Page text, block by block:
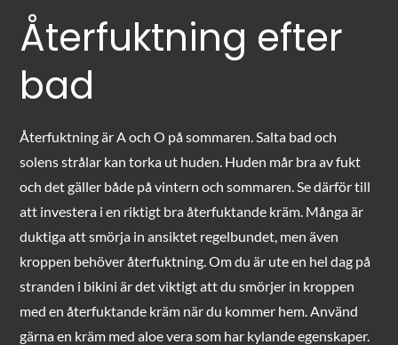
Återfuktning efter
bad
Återfuktning är A och O på sommaren. Salta bad och
solens strålar kan torka ut huden. Huden mår bra av fukt
och det gäller både på vintern och sommaren. Se därför till
att investera i en riktigt bra återfuktande kräm. Många är
duktiga att smörja in ansiktet regelbundet, men även
kroppen behöver återfuktning. Om du är ute en hel dag på
stranden i bikini är det viktigt att du smörjer in kroppen
med en återfuktande kräm när du kommer hem. Använd
gärna en kräm med aloe vera som har kylande egenskaper.